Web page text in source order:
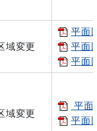
域変更
平面
平面
平面
域変更
平面
平面